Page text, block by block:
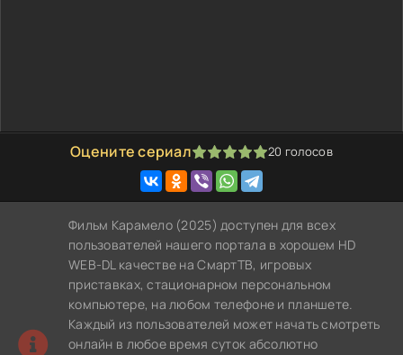
Оцените сериал
1 2 3 4 5 20 голосов
Фильм Карамело (2025) доступен для всех
пользователей нашего портала в хорошем HD
WEB-DL качестве на СмартТВ, игровых
приставках, стационарном персональном
компьютере, на любом телефоне и планшете.
Каждый из пользователей может начать смотреть
онлайн в любое время суток абсолютно